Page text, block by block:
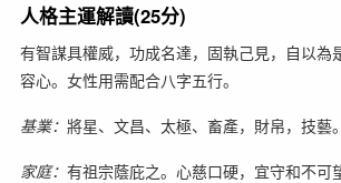
人格主運解讀(25分)
有智謀具權威，功成名達，固執己見，自以為
容心。女性用需配合八字五行。
基業： 將星、文昌、太極、畜產，財帛，技藝。
家庭： 有祖宗蔭庇之。心慈口硬，宜守和不可